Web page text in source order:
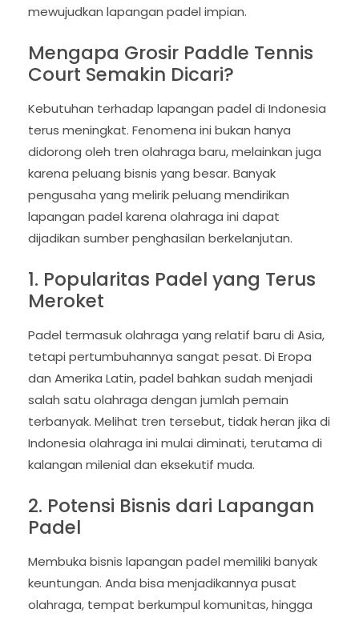
mewujudkan lapangan padel impian.
Mengapa Grosir Paddle Tennis
Court Semakin Dicari?
Kebutuhan terhadap lapangan padel di Indonesia
terus meningkat. Fenomena ini bukan hanya
didorong oleh tren olahraga baru, melainkan juga
karena peluang bisnis yang besar. Banyak
pengusaha yang melirik peluang mendirikan
lapangan padel karena olahraga ini dapat
dijadikan sumber penghasilan berkelanjutan.
1. Popularitas Padel yang Terus
Meroket
Padel termasuk olahraga yang relatif baru di Asia,
tetapi pertumbuhannya sangat pesat. Di Eropa
dan Amerika Latin, padel bahkan sudah menjadi
salah satu olahraga dengan jumlah pemain
terbanyak. Melihat tren tersebut, tidak heran jika di
Indonesia olahraga ini mulai diminati, terutama di
kalangan milenial dan eksekutif muda.
2. Potensi Bisnis dari Lapangan
Padel
Membuka bisnis lapangan padel memiliki banyak
keuntungan. Anda bisa menjadikannya pusat
olahraga, tempat berkumpul komunitas, hingga